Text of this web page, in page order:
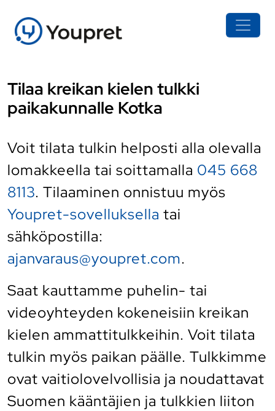
Tilaa kreikan kielen tulkki
paikakunnalle Kotka
Voit tilata tulkin helposti alla olevalla
lomakkeella tai soittamalla 045 668
8113. Tilaaminen onnistuu myös
Youpret-sovelluksella tai
sähköpostilla:
ajanvaraus@youpret.com.
Saat kauttamme puhelin- tai
videoyhteyden kokeneisiin kreikan
kielen ammattitulkkeihin. Voit tilata
tulkin myös paikan päälle. Tulkkimme
ovat vaitiolovelvollisia ja noudattavat
Suomen kääntäjien ja tulkkien liiton